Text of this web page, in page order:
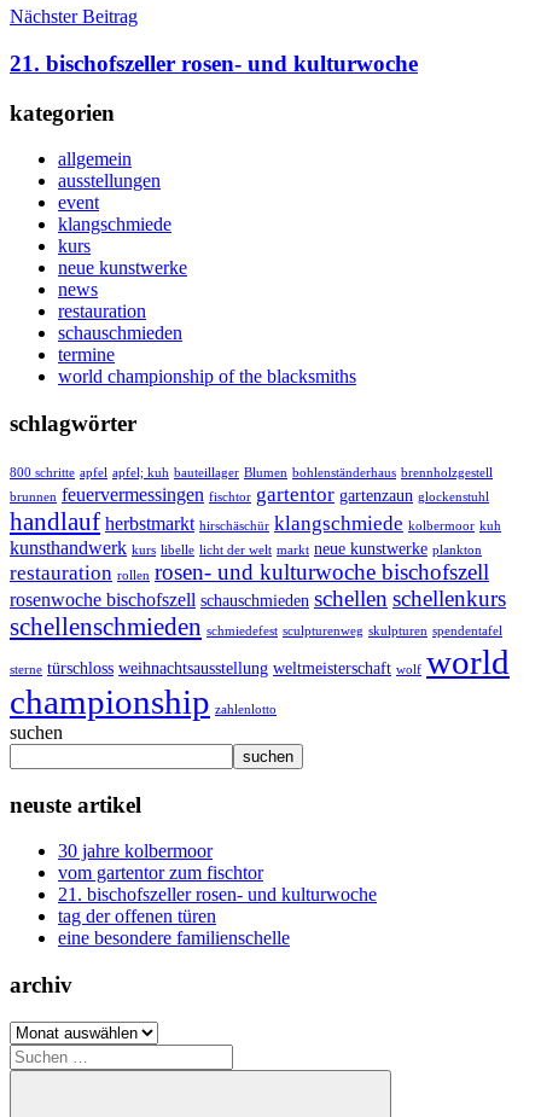
Nächster Beitrag
21. bischofszeller rosen- und kulturwoche
kategorien
allgemein
ausstellungen
event
klangschmiede
kurs
neue kunstwerke
news
restauration
schauschmieden
termine
world championship of the blacksmiths
schlagwörter
800 schritte apfel apfel; kuh bauteillager Blumen bohlenständerhaus brennholzgestell
brunnen feuervermessingen fischtor gartentor gartenzaun glockenstuhl
handlauf herbstmarkt hirschäschür klangschmiede kolbermoor kuh
kunsthandwerk kurs libelle licht der welt markt neue kunstwerke plankton
restauration rollen rosen- und kulturwoche bischofszell
rosenwoche bischofszell schauschmieden schellen schellenkurs
schellenschmieden schmiedefest sculpturenweg skulpturen spendentafel
sterne türschloss weihnachtsausstellung weltmeisterschaft wolf world
championship zahlenlotto
suchen
suchen
neuste artikel
30 jahre kolbermoor
vom gartentor zum fischtor
21. bischofszeller rosen- und kulturwoche
tag der offenen türen
eine besondere familienschelle
archiv
archiv
Suchen
nach: